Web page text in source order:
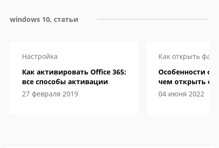
windows 10, статьи
Настройка
Как активировать Office 365:
все способы активации
27 февраля 2019
Как открыть файл
Особенности
чем открыть
электронной
04 июня 2022